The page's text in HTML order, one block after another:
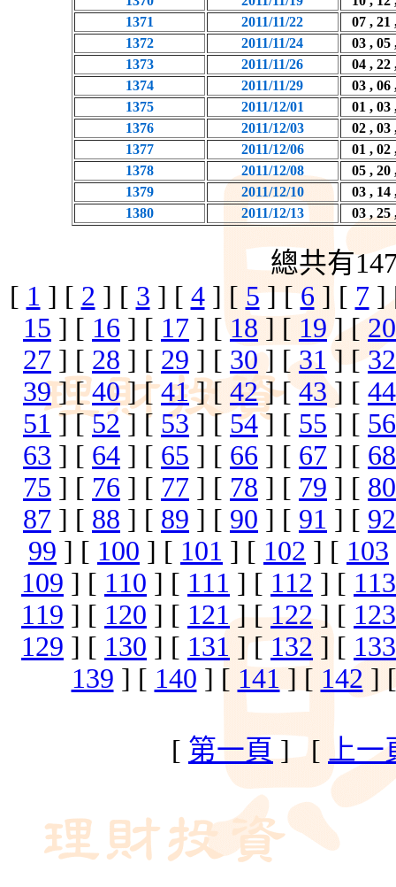
1371
2011/11/22
07 , 21
1372
2011/11/24
03 , 05
1373
2011/11/26
04 , 22
1374
2011/11/29
03 , 06
1375
2011/12/01
01 , 03
1376
2011/12/03
02 , 03
1377
2011/12/06
01 , 02
1378
2011/12/08
05 , 20
1379
2011/12/10
03 , 14
1380
2011/12/13 03 , 25
總共有
[ 1 ] [ 2 ] [ 3 ] [ 4] [ 5] [6 ] [ 7 ]
15 ] [ 16 ] [ 17 ] [18 ] [ 19] [20
27 ] [ 28 ] [ 29 ] [ 30] [31 ] [32
39] [40] [41] [ 42] [43] [ 44
51 ] [52] [ 53] [54] [ 55 ] [ 56
63 ] [ 64 ] [ 65 ] [ 66 ] [ 67 ] [ 68
75 ] [ 76 ] [ 77 ] [ 78 ] [ 79 ] [ 80
87 ] [ 88 ] [ 89 ] [ 90 ] [ 91 ] [ 92
99 ] [ 100 ] [ 101 ] [ 102 ] [ 103
109 ] [ 110 ] [ 111 ] [ 112 ] [ 113
119 ] [ 120 ] [ 121] [122] [ 123
129 ] [ 130 ] [ 131 ] [132 ] [ 133
139 ] [ 140 ] [ 141 ] [ 142 ]
[ 第一頁 ] [ 上一